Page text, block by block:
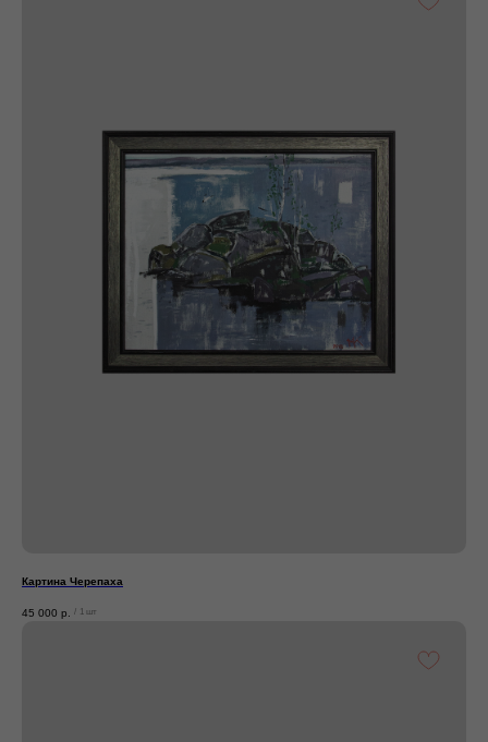
Картина Черепаха
45 000 р. / 1 шт